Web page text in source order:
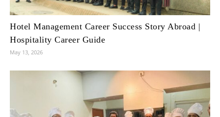
Hotel Management Career Success Story Abroad |
Hospitality Career Guide
May 13, 2026